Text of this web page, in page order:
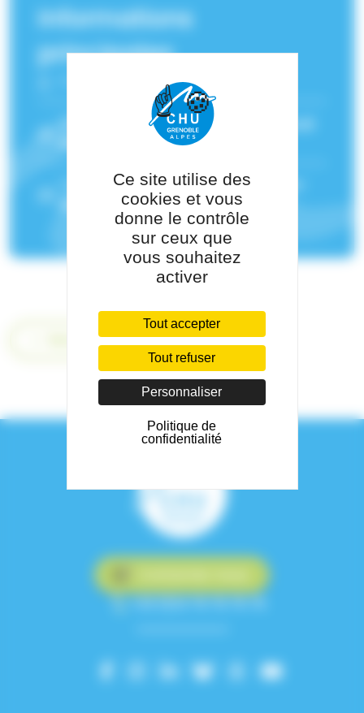
Informations
principales
Onco-pédiatre
Service(s) de rattachement :
Oncologie pédiatrique
Pôle de rattachement :Pôle Pédiatrie-
Génétique
+33 (0)4 76 76 75 75
Ce site utilise des
cookies et vous
donne le contrôle
sur ceux que
vous souhaitez
activer
Tout accepter
Tout refuser
Personnaliser
Politique de
confidentialité